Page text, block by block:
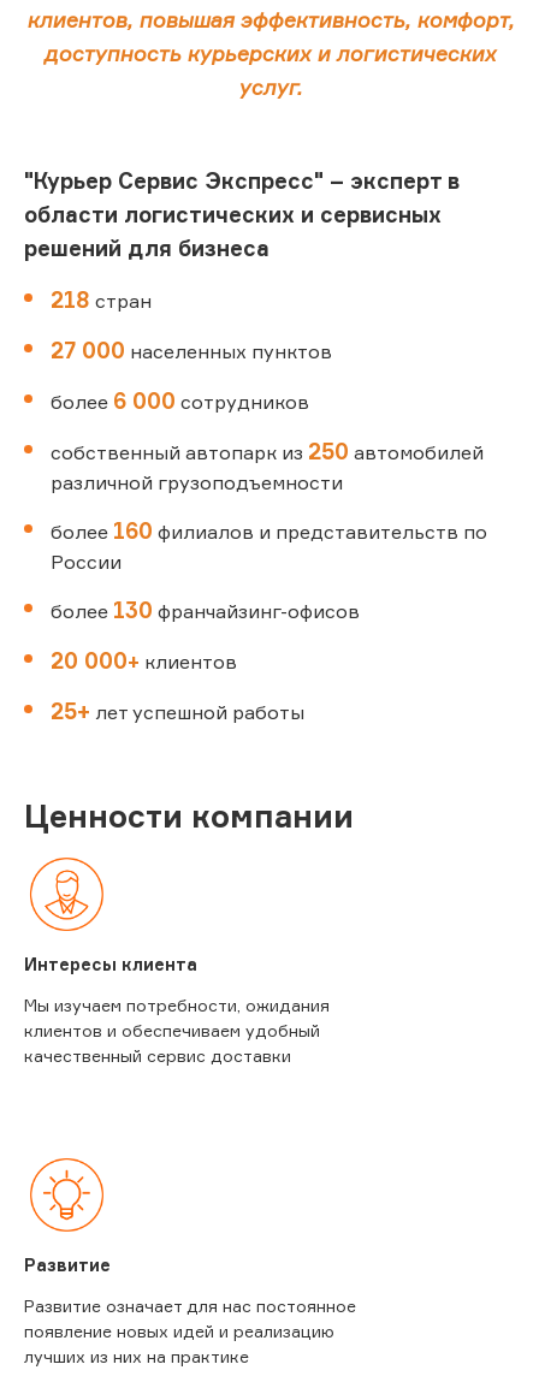
клиентов, повышая эффективность, комфорт,
доступность курьерских и логистических
услуг.
"Курьер Сервис Экспресс" – эксперт в
области логистических и сервисных
решений для бизнеса
218 стран
27 000 населенных пунктов
более 6 000 сотрудников
собственный автопарк из 250 автомобилей
различной грузоподъемности
более 160 филиалов и представительств по
России
более 130 франчайзинг-офисов
20 000+ клиентов
25+ лет успешной работы
Ценности компании
Интересы клиента
Мы изучаем потребности, ожидания
клиентов и обеспечиваем удобный
качественный сервис доставки
Развитие
Развитие означает для нас постоянное
появление новых идей и реализацию
лучших из них на практике